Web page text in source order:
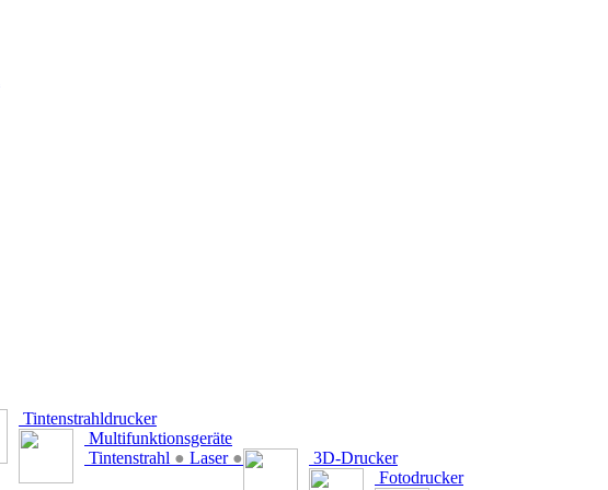
Tintenstrahldrucker
Multifunktionsgeräte
Tintenstrahl ● Laser ●
3D-Drucker
Fotodrucker